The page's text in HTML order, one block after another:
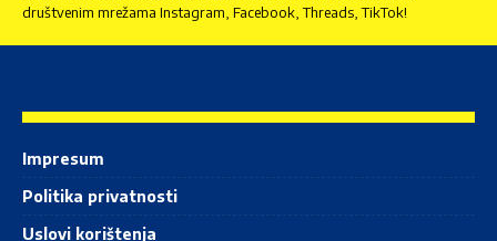
društvenim mrežama Instagram, Facebook, Threads, TikTok!
Impresum
Politika privatnosti
Uslovi korištenja